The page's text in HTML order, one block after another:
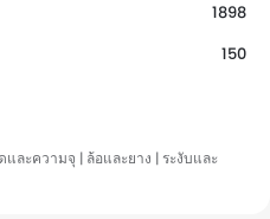
1898
150
ละความจุ | ล้อและยาง | ระงับและ